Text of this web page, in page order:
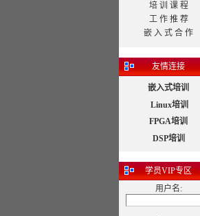
培 训 课 程
工 作 推 荐
嵌 入 式 合 作
友情连接
嵌入式培训
Linux培训
FPGA培训
DSP培训
学员VIP专区
用户名: